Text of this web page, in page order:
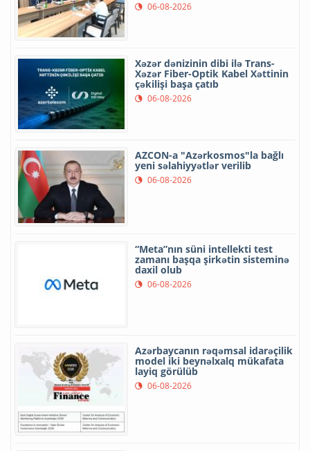
06-08-2026
Xəzər dənizinin dibi ilə Trans-
Xəzər Fiber-Optik Kabel Xəttinin
çəkilişi başa çatıb
06-08-2026
AZCON-a "Azərkosmos"la bağlı
yeni səlahiyyətlər verilib
06-08-2026
“Meta”nın süni intellekti test
zamanı başqa şirkətin sisteminə
daxil olub
06-08-2026
Azərbaycanın rəqəmsal idarəçilik
model iki beynəlxalq mükafata
layiq görülüb
06-08-2026